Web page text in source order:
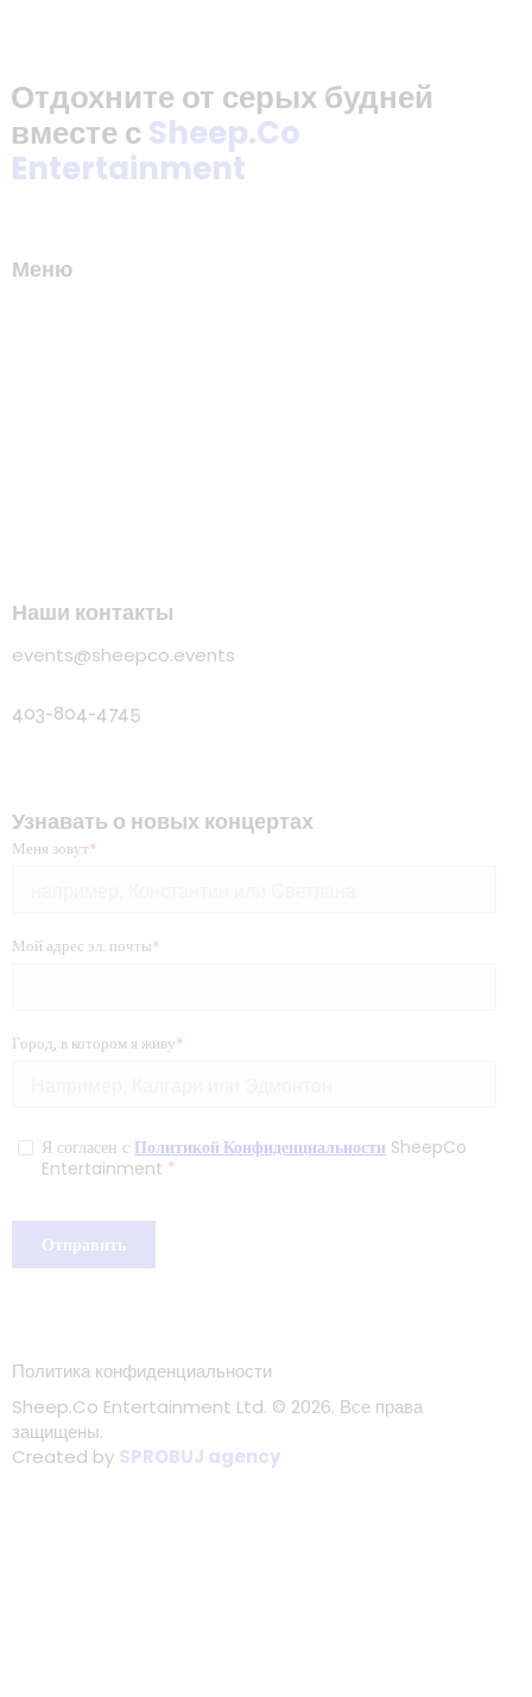
Отдохните от серых будней
вместе сSheep.Co
Entertainment
Меню
Наши контакты
events@sheepco.events
403-804-4745
Узнавать о новых концертах
Политика конфиденциальности
Sheep.Co Entertainment Ltd. © 2026. Все права
защищены.
Created by SPROBUJ agency